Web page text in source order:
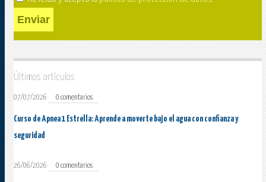
Enviar
Últimos artículos
07/07/2026 0 comentarios
Curso de Apnea 1 Estrella: Aprende a moverte bajo el agua con confianza y
seguridad
26/06/2026 0 comentarios